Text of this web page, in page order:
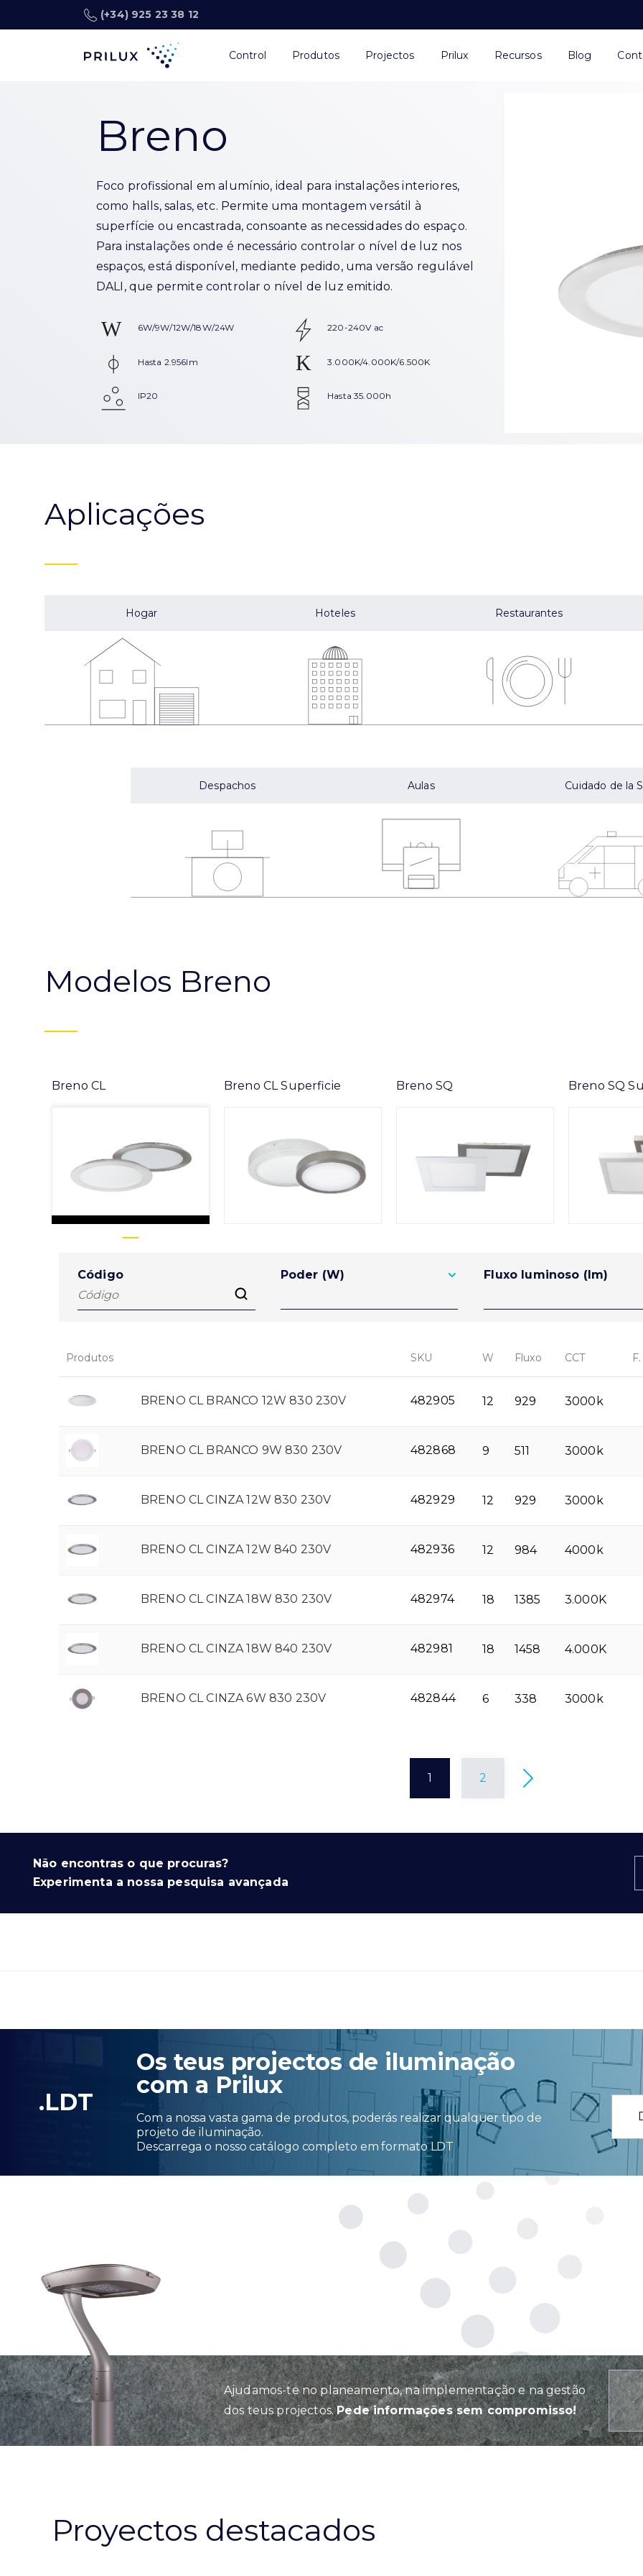
(+34) 925 23 38 12
Control Produtos Projectos Prilux Recursos Blog
Breno
Foco profissional em alumínio, ideal para instalações interiores,
como halls, salas, etc. Permite uma montagem versátil à
superfície ou encastrada, consoante as necessidades do espaço.
Para instalações onde é necessário controlar o nível de luz nos
espaços, está disponível, mediante pedido, uma versão regulável
DALI, que permite controlar o nível de luz emitido.
6W/9W/12W/18W/24W
Hasta 2.956lm
IP20
220-240V ac
3.000K/4.000K/6.500K
Hasta 35.000h
Aplicações
Hogar Hoteles Restaurantes
Despachos Aulas Cuidado de la
Modelos Breno
Breno CL Breno CL Superficie Breno SQ Breno SQ
Código Poder (W) Fluxo luminoso (lm)
Produtos SKU W Fluxo CCT
BRENO CL BRANCO 12W 830 230V 482905 12 929 3000k
BRENO CL BRANCO 9W 830 230V 482868 9 511 3000k
BRENO CL CINZA 12W 830 230V 482929 12 929 3000k
BRENO CL CINZA 12W 840 230V 482936 12 984 4000k
BRENO CL CINZA 18W 830 230V 482974 18 1385 3.000K
BRENO CL CINZA 18W 840 230V 482981 18 1458 4.000K
BRENO CL CINZA 6W 830 230V 482844 6 338 3000k
1 2
Não encontras o que procuras?
Experimenta a nossa pesquisa avançada
.LDT
Os teus projectos de iluminação
com a Prilux
Com a nossa vasta gama de produtos, poderás realizar qualquer tipo de
projeto de iluminação.
Descarrega o nosso catálogo completo em formato LDT
Ajudamos-te no planeamento, na implementação e na gestão
dos teus projectos.Pede informações sem compromisso!
Proyectos destacados